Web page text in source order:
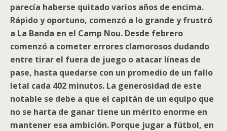
parecía haberse quitado varios años de encima.
Rápido y oportuno, comenzó a lo grande y frustró
a La Banda en el Camp Nou. Desde febrero
comenzó a cometer errores clamorosos dudando
entre tirar el fuera de juego o atacar líneas de
pase, hasta quedarse con un promedio de un fallo
letal cada 402 minutos. La generosidad de este
notable se debe a que el capitán de un equipo que
no se harta de ganar tiene un mérito enorme en
mantener esa ambición. Porque jugar a fútbol, en